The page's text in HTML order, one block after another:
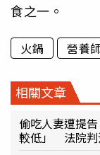
食之一。
火鍋 營養
相關文章
偷吃人妻遭提
較低」 法院判